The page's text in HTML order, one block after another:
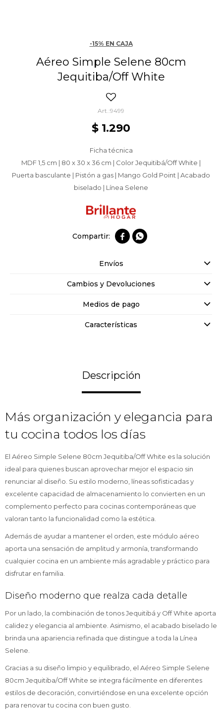
-15% EN CAJA
Aéreo Simple Selene 80cm
Jequitiba/Off White
9499
$ 1.290
Ficha técnica
MDF 1,5 cm | 80 x 30 x 36 cm | Color Jequitibá/Off White |
Puerta basculante | Pistón a gas | Mango Gold Point | Acabado
biselado | Línea Selene
 
Envíos
Cambios y Devoluciones
Medios de pago
Características
Descripción
Más organización y elegancia para
tu cocina todos los días
El Aéreo Simple Selene 80cm Jequitiba/Off White es la solución
ideal para quienes buscan aprovechar mejor el espacio sin
renunciar al diseño. Su estilo moderno, líneas sofisticadas y
excelente capacidad de almacenamiento lo convierten en un
complemento perfecto para cocinas contemporáneas que
valoran tanto la funcionalidad como la estética.
Además de ayudar a mantener el orden, este módulo aéreo
aporta una sensación de amplitud y armonía, transformando
cualquier cocina en un ambiente más agradable y práctico para
disfrutar en familia.
Diseño moderno que realza cada detalle
Por un lado, la combinación de tonos Jequitibá y Off White aporta
calidez y elegancia al ambiente. Asimismo, el acabado biselado le
brinda una apariencia refinada que distingue a toda la Línea
Selene.
Gracias a su diseño limpio y equilibrado, el Aéreo Simple Selene
80cm Jequitiba/Off White se integra fácilmente en diferentes
estilos de decoración, convirtiéndose en una excelente opción
para renovar tu cocina con buen gusto.